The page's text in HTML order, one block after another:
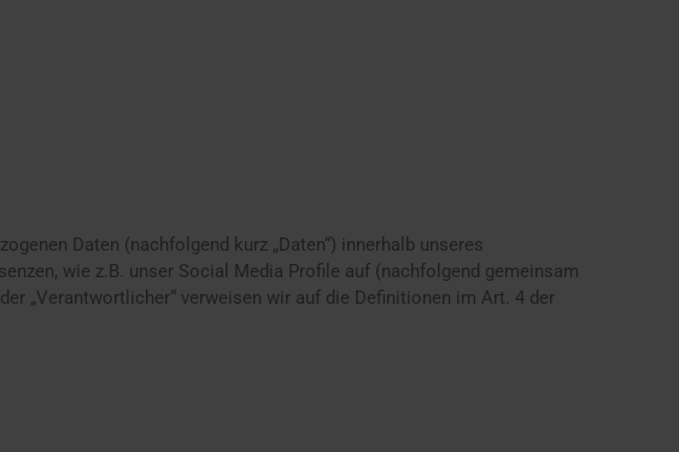
Daten (nachfolgend kurz „Daten“) innerhalb unseres
wie z.B. unser Social Media Profile auf (nachfolgend gemeinsam
„Verantwortlicher“ verweisen wir auf die Definitionen im Art. 4 der